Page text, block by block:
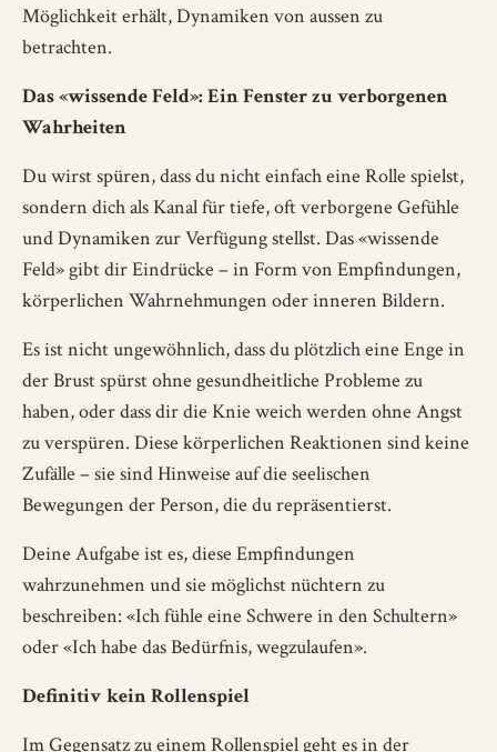
Möglichkeit erhält, Dynamiken von aussen zu
betrachten.
Das «wissende Feld»: Ein Fenster zu verborgenen
Wahrheiten
Du wirst spüren, dass du nicht einfach eine Rolle spielst,
sondern dich als Kanal für tiefe, oft verborgene Gefühle
und Dynamiken zur Verfügung stellst. Das «wissende
Feld» gibt dir Eindrücke – in Form von Empfindungen,
körperlichen Wahrnehmungen oder inneren Bildern.
Es ist nicht ungewöhnlich, dass du plötzlich eine Enge in
der Brust spürst ohne gesundheitliche Probleme zu
haben, oder dass dir die Knie weich werden ohne Angst
zu verspüren. Diese körperlichen Reaktionen sind keine
Zufälle – sie sind Hinweise auf die seelischen
Bewegungen der Person, die du repräsentierst.
Deine Aufgabe ist es, diese Empfindungen
wahrzunehmen und sie möglichst nüchtern zu
beschreiben: «Ich fühle eine Schwere in den Schultern»
oder «Ich habe das Bedürfnis, wegzulaufen».
Definitiv kein Rollenspiel
Im Gegensatz zu einem Rollenspiel geht es in der